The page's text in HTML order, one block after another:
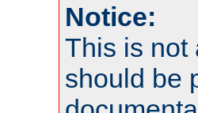
Notice:
This is not
should be